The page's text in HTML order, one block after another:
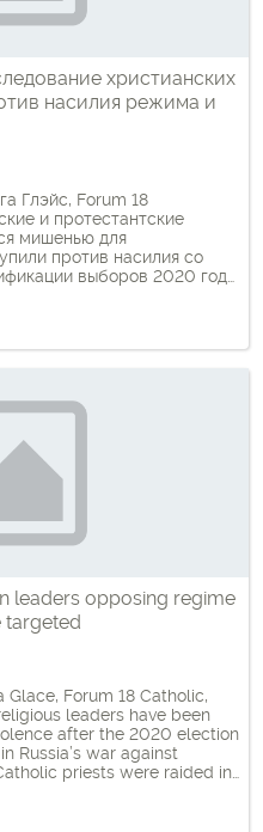
христианских
насилия режима и
Глэйс, Forum 18
и протестантские
мишенью для
против насилия со
выборов 2020 года
католических
[…]
leaders opposing regime
targeted
Glace, Forum 18 Catholic,
leaders have been
after the 2020 election
Russia’s war against
priests were raided in